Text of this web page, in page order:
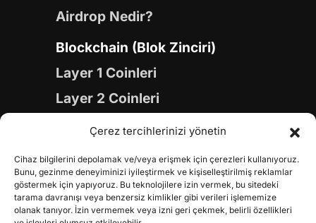
Çerez tercihlerinizi yönetin
Cihaz bilgilerini depolamak ve/veya erişmek için çerezleri kullanıyoruz.
Bunu, gezinme deneyiminizi iyileştirmek ve kişiselleştirilmiş reklamlar
göstermek için yapıyoruz. Bu teknolojilere izin vermek, bu sitedeki
tarama davranışı veya benzersiz kimlikler gibi verileri işlememize
olanak tanıyor. İzin vermemek veya izni geri çekmek, belirli özellikleri
Airdrop Nedir?
Blockchain (Blok Zinciri)
Layer 1 Coinleri
Layer 2 Coinleri
Yapay Zeka (AI) Coinleri
Gaming Coinleri
RWA Coinleri